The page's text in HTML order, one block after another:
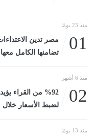
منذ 23 يومًا
01
مصر تدين
تضامنها الكامل معها
منذ 6 أشهر
02
%92 من
لضبط الأسعار
منذ 13 يومًا